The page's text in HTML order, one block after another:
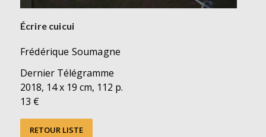
Écrire cuicui
Frédérique Soumagne
Dernier Télégramme
2018, 14 x 19 cm, 112 p.
13 €
RETOUR LISTE